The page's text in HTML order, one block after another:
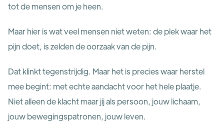
tot de mensen om je heen.
Maar hier is wat veel mensen niet weten: de plek waar het
pijn doet, is zelden de oorzaak van de pijn.
Dat klinkt tegenstrijdig. Maar het is precies waar herstel
mee begint: met echte aandacht voor het hele plaatje.
Niet alleen de klacht maar jij als persoon, jouw lichaam,
jouw bewegingspatronen, jouw leven.